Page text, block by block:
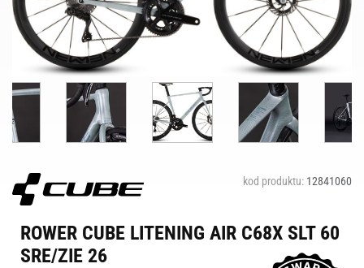
kod produktu: 12841060
ROWER CUBE LITENING AIR C68X SLT 60
SRE/ZIE 26